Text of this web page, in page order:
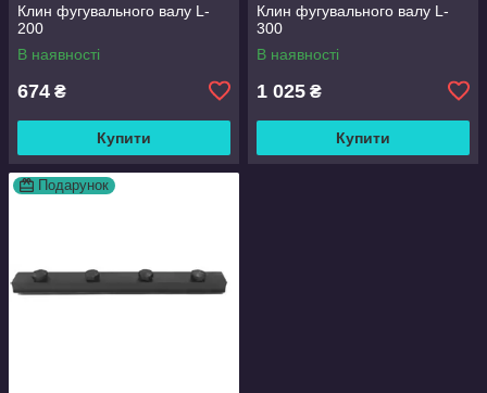
Клин фугувального валу L-
200
В наявності
674 ₴
Купити
Клин фугувального валу L-
300
В наявності
1 025 ₴
Купити
Подарунок